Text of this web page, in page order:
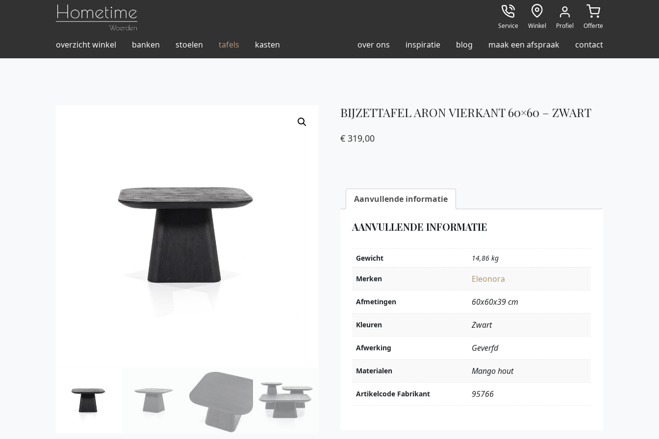
Service Winkel Profiel Offerte
overzicht winkel banken stoelen tafels kasten over ons inspiratie blog maak een afspraak contact
BIJZETTAFEL ARON VIERKANT 60×60 – ZWART
€ 319,00
Aanvullende informatie
AANVULLENDE INFORMATIE
Gewicht 14,86 kg
Merken Eleonora
Afmetingen 60x60x39 cm
Kleuren Zwart
Afwerking Geverfd
Materialen Mango hout
Artikelcode Fabrikant 95766